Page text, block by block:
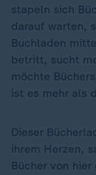
stapeln sich
darauf warten,
Buchladen
betritt, sucht
möchte
ist es mehr als
Dieser
ihrem Herzen,
Bücher von